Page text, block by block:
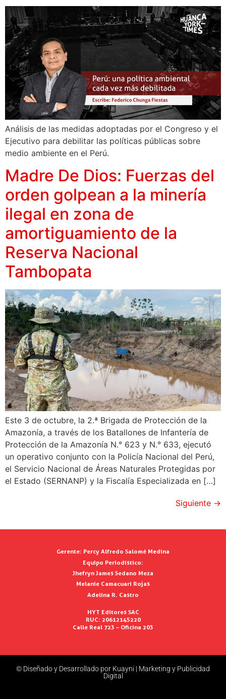
Análisis de las medidas adoptadas por el Congreso y el
Ejecutivo para debilitar las políticas públicas sobre
medio ambiente en el Perú.
Madre De Dios: Fuerzas del
orden golpean a la minería
ilegal en zona de
amortiguamiento de la
Reserva Nacional
Tambopata
Este 3 de octubre, la 2.ª Brigada de Protección de la
Amazonía, a través de los Batallones de Infantería de
Protección de la Amazonía N.° 623 y N.° 633, ejecutó
un operativo conjunto con la Policía Nacional del Perú,
el Servicio Nacional de Áreas Naturales Protegidas por
el Estado (SERNANP) y la Fiscalía Especializada en […]
Siguiente →
Gerente: Percy Alfredo Salomé Medina
Equipo Periodístico:
Jhefryn James Sedano Meza
Melanie Camacuari Rojas
Adelina R. Castro
HYT Editores SAC
RUC: 20612145220
Calle Real 723 – Oficina 203
© Diseñado y Desarrollado por Kuayni | Marketing y Publicidad
Digital